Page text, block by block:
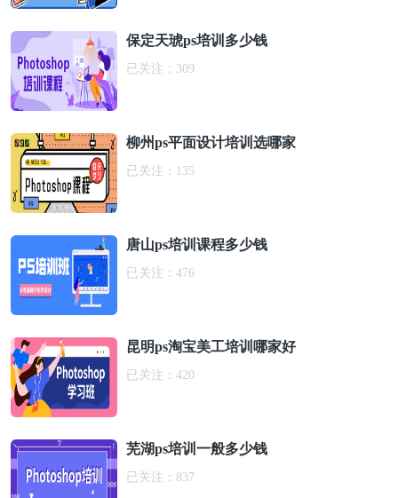
保定天琥ps培训多少钱
已关注： 309
柳州ps平面设计培训选哪家
已关注： 135
唐山ps培训课程多少钱
已关注： 476
昆明ps淘宝美工培训哪家好
已关注： 420
芜湖ps培训一般多少钱
已关注： 837